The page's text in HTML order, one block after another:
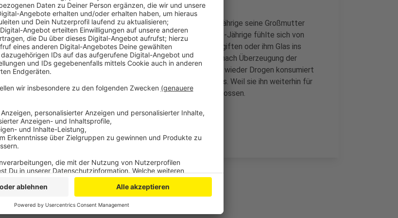
Mit zahlreichen Hammerschlägen gegen den Kopf hatte der 28-Jährige seine Großmutter
umgebracht. Sein Motiv war laut Gericht Verfolgungswahn: der 28-Jährige fühlte sich von
seiner Großmutter bedroht und hatte befürchtet, dass sie ihn vergiften oder ihm Glas ins
Essen mischen wollte. Ursache für diese Wahnvorstellungen war nach Überzeugung der
Kammer eine psychische Erkrankung des Mannes, der auch immer wieder Drogen konsumiert
hatte. Die Richter gingen deshalb von seiner Schuldunfähigkeit aus. Weil sie ihn weiterhin für
gefährlich halten, haben sie die Einweisung in eine Forensik beschlossen.
Anzeige